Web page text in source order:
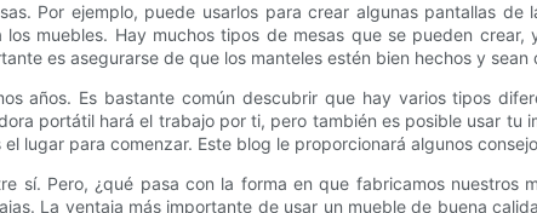
Por ejemplo, puede usarlos para crear algunas pantallas
muebles. Hay muchos tipos de mesas que se pueden
es asegurarse de que los manteles estén bien hechos y sean
años. Es bastante común descubrir que hay varios tipos
portátil hará el trabajo por ti, pero también es posible usar tu
lugar para comenzar. Este blog le proporcionará algunos
sí. Pero, ¿qué pasa con la forma en que fabricamos nuestros
La ventaja más importante de usar un mueble de buena